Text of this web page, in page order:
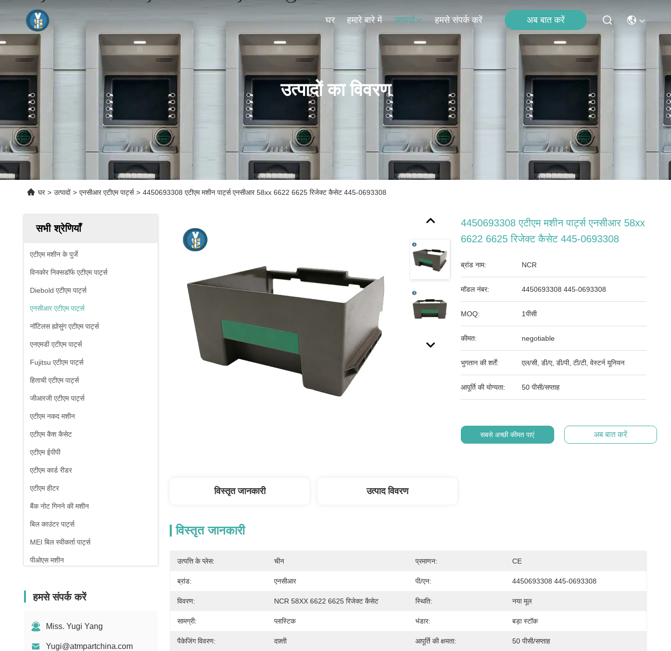
घर हमारे बारे में उत्पादों हमसे संपर्क करें अब बात करें
उत्पादों का विवरण
घर > उत्पादों > एनसीआर एटीएम पार्ट्स > 4450693308 एटीएम मशीन पार्ट्स एनसीआर 58xx 6622 6625 रिजेक्ट कैसेट 445-0693308
सभी श्रेणियाँ
एटीएम मशीन के पुर्जे
विनकोर निक्सडॉर्फ एटीएम पार्ट्स
Diebold एटीएम पार्ट्स
एनसीआर एटीएम पार्ट्स
नॉटिलस ह्योसुंग एटीएम पार्ट्स
एनएमडी एटीएम पार्ट्स
Fujitsu एटीएम पार्ट्स
हिताची एटीएम पार्ट्स
जीआरजी एटीएम पार्ट्स
एटीएम नकद मशीन
एटीएम कैश कैसेट
एटीएम ईपीपी
एटीएम कार्ड रीडर
एटीएम हीटर
बैंक नोट गिनने की मशीन
बिल काउंटर पार्ट्स
MEI बिल स्वीकर्ता पार्ट्स
पीओएस मशीन
हमसे संपर्क करें
Miss. Yugi Yang
Yugi@atmpartchina.com
4450693308 एटीएम मशीन पार्ट्स एनसीआर 58xx
6622 6625 रिजेक्ट कैसेट 445-0693308
ब्रांड नाम: NCR
मॉडल नंबर: 4450693308 445-0693308
MOQ: 1पीसी
कीमत: negotiable
भुगतान की शर्तें: एल/सी, डी/ए, डी/पी, टी/टी, वेस्टर्न यूनियन
आपूर्ति की योग्यता: 50 पीसी/सप्ताह
सबसे अच्छी कीमत पाएं अब बात करें
विस्तृत जानकारी उत्पाद विवरण
विस्तृत जानकारी
उत्पत्ति के प्लेस: चीन प्रमाणन: CE
ब्रांड: एनसीआर पी/एन: 4450693308 445-0693308
विवरण: NCR 58XX 6622 6625 रिजेक्ट कैसेट स्थिति: नया मूल
सामग्री: प्लास्टिक भंडार: बड़ा स्टॉक
पैकेजिंग विवरण: दफ़्ती आपूर्ति की क्षमता: 50 पीसी/सप्ताह